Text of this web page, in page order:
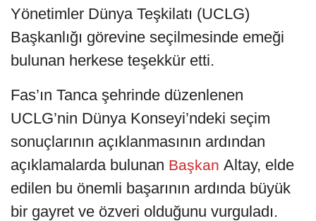
Yönetimler Dünya Teşkilatı (UCLG)
Başkanlığı görevine seçilmesinde emeği
bulunan herkese teşekkür etti.
Fas’ın Tanca şehrinde düzenlenen
UCLG’nin Dünya Konseyi’ndeki seçim
sonuçlarının açıklanmasının ardından
açıklamalarda bulunan Başkan Altay, elde
edilen bu önemli başarının ardında büyük
bir gayret ve özveri olduğunu vurguladı.